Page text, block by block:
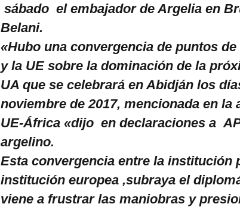
sábado el embajador de Argelia en
Belani.
«Hubo una convergencia de puntos
y la UE sobre la dominación de la
UA que se celebrará en Abidján los
noviembre de 2017, mencionada en la
UE-África «dijo en declaraciones a
argelino.
Esta convergencia entre la institución
institución europea ,subraya el
viene a frustrar las maniobras y